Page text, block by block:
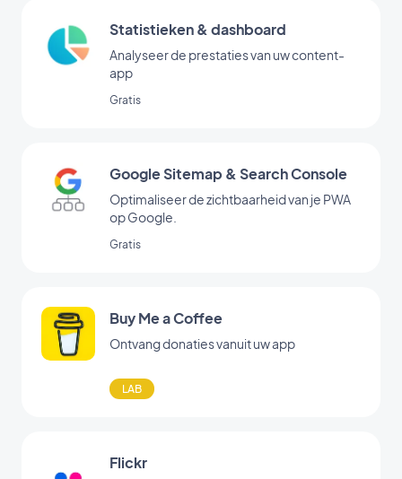
Statistieken & dashboard
Analyseer de prestaties van uw content-
app
Gratis
Google Sitemap & Search Console
Optimaliseer de zichtbaarheid van je PWA
op Google.
Gratis
Buy Me a Coffee
Ontvang donaties vanuit uw app
LAB
Flickr